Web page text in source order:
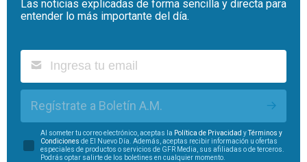
Las noticias explicadas de forma sencilla y directa para
entender lo más importante del día.
Regístrate a Boletín A.M.
Al someter tu correo electrónico, aceptas la Política de Privacidad yTérminos y
Condiciones de El Nuevo Día. Además, aceptas recibir información u ofertas
especiales de productos o servicios de GFR Media, sus afiliadas o de terceros.
Podrás optar salirte de los boletines en cualquier momento.